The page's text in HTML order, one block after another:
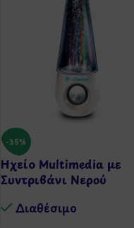
-35%
Ηχείο Multimedia με
Συντριβάνι Νερού
Διαθέσιμo